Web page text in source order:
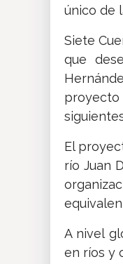
único de
Siete
que
El
río Juan
A nivel
en ríos y